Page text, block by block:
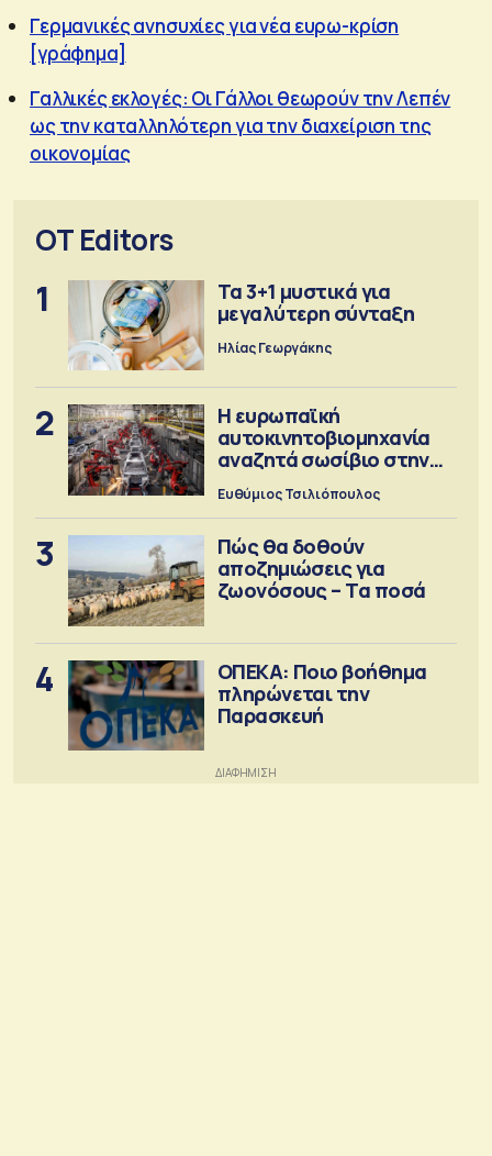
Γερμανικές ανησυχίες για νέα ευρω-κρίση
[γράφημα]
Γαλλικές εκλογές: Οι Γάλλοι θεωρούν την Λεπέν
ως την καταλληλότερη για την διαχείριση της
οικονομίας
OT Editors
1
Τα 3+1 μυστικά για
μεγαλύτερη σύνταξη
Ηλίας Γεωργάκης
2
Η ευρωπαϊκή
αυτοκινητοβιομηχανία
αναζητά σωσίβιο στην
Κίνα
Ευθύμιος Τσιλιόπουλος
3
Πώς θα δοθούν
αποζημιώσεις για
ζωονόσους – Τα ποσά
4
ΟΠΕΚΑ: Ποιο βοήθημα
πληρώνεται την
Παρασκευή